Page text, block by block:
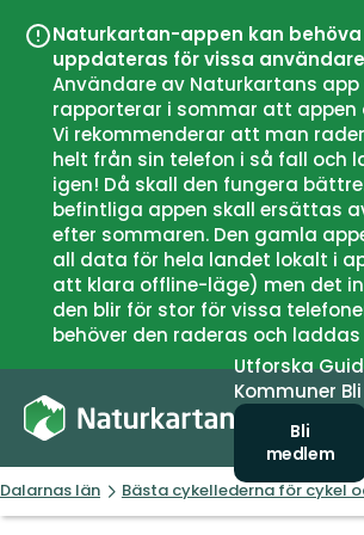
Naturkartan-appen kan behöva
uppdateras för vissa användare
Användare av Naturkartans app
rapporterar i sommar att appen
Vi rekommenderar att man
helt från sin telefon i så fall och
igen! Då skall den fungera
befintliga appen skall ersättas
efter sommaren. Den gamla
all data för hela landet lokalt i
att klara offline-läge) men det
den blir för stor för vissa
behöver den raderas och
Utforska
Kommuner
Bli
medlem
Dalarnas län Bästa cykellederna för cykel